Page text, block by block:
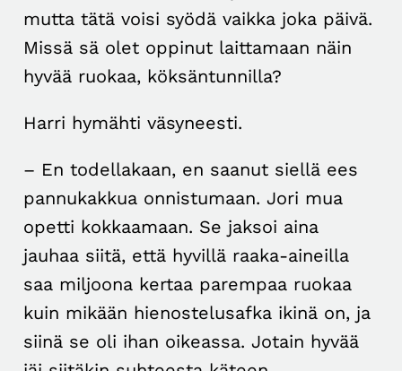
mutta tätä voisi syödä vaikka joka päivä.
Missä sä olet oppinut laittamaan näin
hyvää ruokaa, köksäntunnilla?
Harri hymähti väsyneesti.
– En todellakaan, en saanut siellä ees
pannukakkua onnistumaan. Jori mua
opetti kokkaamaan. Se jaksoi aina
jauhaa siitä, että hyvillä raaka-aineilla
saa miljoona kertaa parempaa ruokaa
kuin mikään hienostelusafka ikinä on, ja
siinä se oli ihan oikeassa. Jotain hyvää